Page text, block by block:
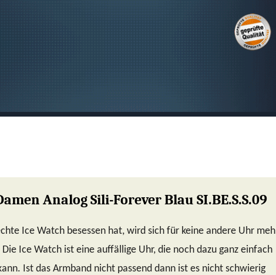
Analog Sili-Forever Blau SI.BE.S.S.09
Ice Watch besessen hat, wird sich für keine andere Uhr
Ice Watch ist eine auffällige Uhr, die noch dazu ganz einfach
Ist das Armband nicht passend dann ist es nicht schwierig